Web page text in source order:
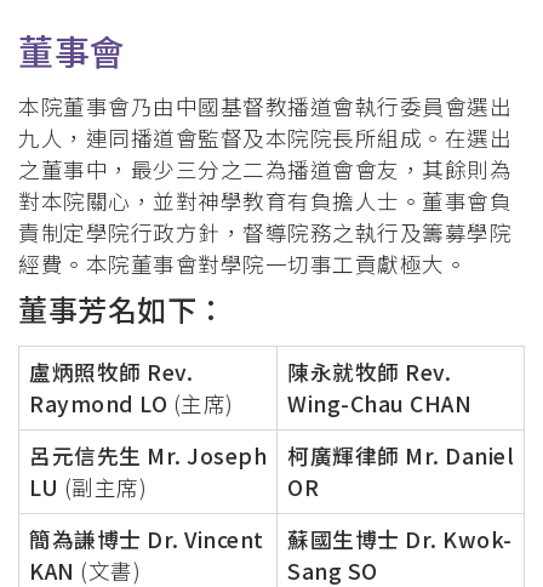
連
結
董事會
本院董事會乃由中國基督教播道會執行委員會選出
九人，連同播道會監督及本院院長所組成。在選出
之董事中，最少三分之二為播道會會友，其餘則為
對本院關心，並對神學教育有負擔人士。董事會負
責制定學院行政方針，督導院務之執行及籌募學院
經費。本院董事會對學院一切事工貢獻極大。
董事芳名如下：
盧炳照牧師 Rev.
Raymond LO (主席)
陳永就牧師 Rev.
Wing-Chau CHAN
呂元信先生 Mr. Joseph
LU (副主席)
柯廣輝律師 Mr. Daniel
OR
簡為謙博士 Dr. Vincent
KAN (文書)
蘇國生博士 Dr. Kwok-
Sang SO